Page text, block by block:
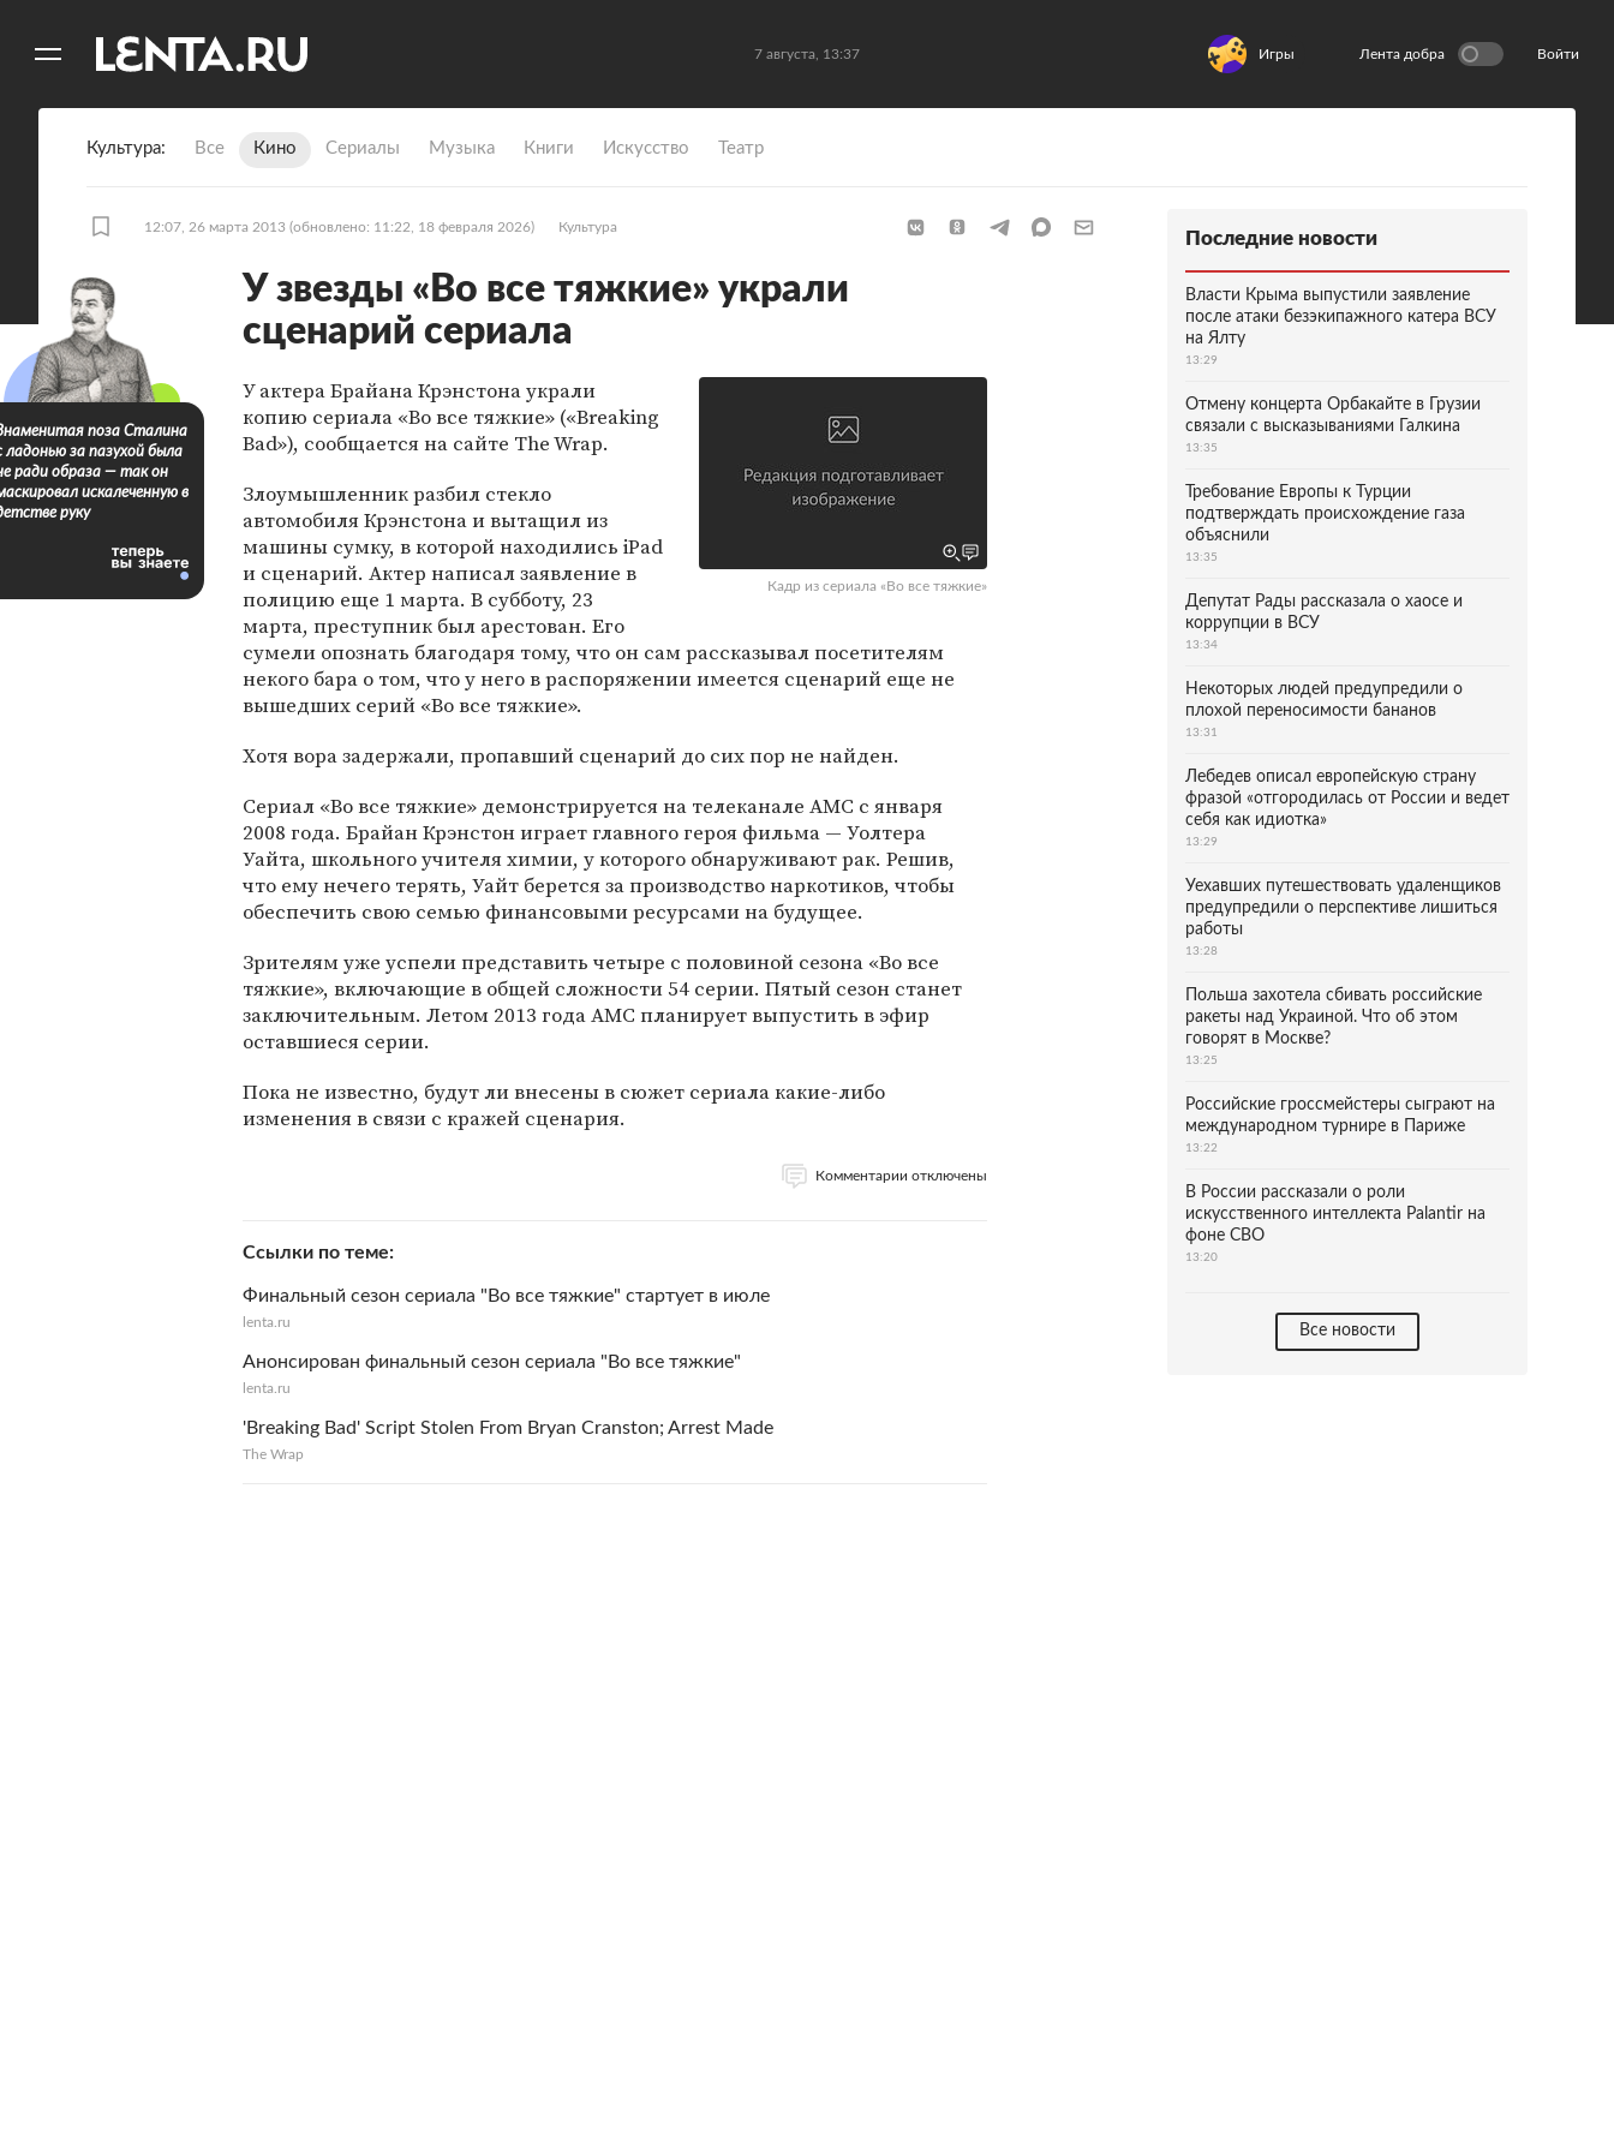
7 августа, 13:37 Игры Лента добра Войти
Культура Все Кино Сериалы Музыка Книги Искусство Театр
12:07, 26 марта 2013 (обновлено: 11:22, 18 февраля 2026) Культура
У звезды «Во все тяжкие» украли
сценарий сериала
Кадр из сериала «Во все тяжкие»
У актера Брайана Крэнстона украли
копию сериала «Во все тяжкие» («Breaking
Bad»), сообщается на сайте The Wrap.
Злоумышленник разбил стекло
автомобиля Крэнстона и вытащил из
машины сумку, в которой находились iPad
и сценарий. Актер написал заявление в
полицию еще 1 марта. В субботу, 23
марта, преступник был арестован. Его
сумели опознать благодаря тому, что он сам рассказывал посетителям
некого бара о том, что у него в распоряжении имеется сценарий еще не
вышедших серий «Во все тяжкие».
Хотя вора задержали, пропавший сценарий до сих пор не найден.
Сериал «Во все тяжкие» демонстрируется на телеканале AMC с января
2008 года. Брайан Крэнстон играет главного героя фильма — Уолтера
Уайта, школьного учителя химии, у которого обнаруживают рак. Решив,
что ему нечего терять, Уайт берется за производство наркотиков, чтобы
обеспечить свою семью финансовыми ресурсами на будущее.
Зрителям уже успели представить четыре с половиной сезона «Во все
тяжкие», включающие в общей сложности 54 серии. Пятый сезон станет
заключительным. Летом 2013 года AMC планирует выпустить в эфир
оставшиеся серии.
Пока не известно, будут ли внесены в сюжет сериала какие-либо
изменения в связи с кражей сценария.
Комментарии отключены
Ссылки по теме
Финальный сезон сериала "Во все тяжкие" стартует в июле
lenta.ru
Анонсирован финальный сезон сериала "Во все тяжкие"
lenta.ru
'Breaking Bad' Script Stolen From Bryan Cranston; Arrest Made
The Wrap
поза Сталина
ладонью за пазухой была
ради образа — так он
искалеченную в
руку
Последние новости
Власти Крыма выпустили заявление
после атаки безэкипажного катера ВСУ
на Ялту
13:29
Отмену концерта Орбакайте в Грузии
связали с высказываниями Галкина
13:35
Требование Европы к Турции
подтверждать происхождение газа
объяснили
13:35
Депутат Рады рассказала о хаосе и
коррупции в ВСУ
13:34
Некоторых людей предупредили о
плохой переносимости бананов
13:31
Лебедев описал европейскую страну
фразой «отгородилась от России и ведет
себя как идиотка»
13:29
Уехавших путешествовать удаленщиков
предупредили о перспективе лишиться
работы
13:28
Польша захотела сбивать российские
ракеты над Украиной. Что об этом
говорят в Москве?
13:25
Российские гроссмейстеры сыграют на
международном турнире в Париже
13:22
В России рассказали о роли
искусственного интеллекта Palantir на
фоне СВО
13:20
Все новости